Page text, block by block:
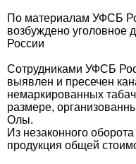
По материалам УФСБ
возбуждено уголовное
России
Сотрудниками УФСБ
выявлен и пресечен
немаркированных
размере,
Олы.
Из незаконного
продукция общей